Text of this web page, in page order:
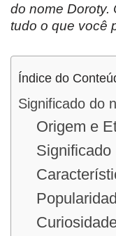
do nome Doroty.
tudo o que você
Índice do
Significado do
Origem e
Significado